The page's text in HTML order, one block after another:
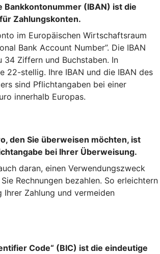
Bankkontonummer (IBAN) ist die
Zahlungskonten.
im Europäischen Wirtschaftsraum
Bank Account Number”. Die IBAN
34 Ziffern und Buchstaben. In
22-stellig. Ihre IBAN und die IBAN des
sind Pflichtangaben bei einer
innerhalb Europas.
den Sie überweisen möchten, ist
bei Ihrer Überweisung.
daran, einen Verwendungszweck
Rechnungen bezahlen. So erleichtern
Ihrer Zahlung und vermeiden
Code“ (BIC) ist die eindeutige